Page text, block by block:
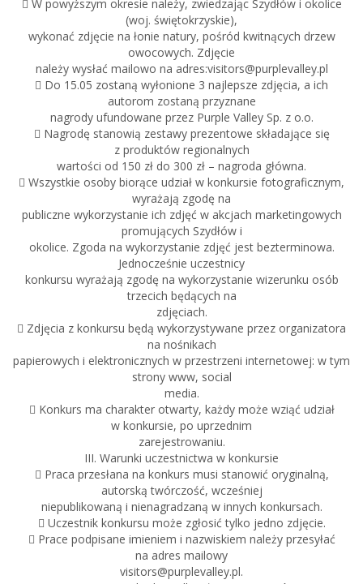
 W powyższym okresie należy, zwiedzając Szydłów i okolice
(woj. świętokrzyskie),
wykonać zdjęcie na łonie natury, pośród kwitnących drzew
owocowych. Zdjęcie
należy wysłać mailowo na adres:visitors@purplevalley.pl
 Do 15.05 zostaną wyłonione 3 najlepsze zdjęcia, a ich
autorom zostaną przyznane
nagrody ufundowane przez Purple Valley Sp. z o.o.
 Nagrodę stanowią zestawy prezentowe składające się
z produktów regionalnych
wartości od 150 zł do 300 zł – nagroda główna.
 Wszystkie osoby biorące udział w konkursie fotograficznym,
wyrażają zgodę na
publiczne wykorzystanie ich zdjęć w akcjach marketingowych
promujących Szydłów i
okolice. Zgoda na wykorzystanie zdjęć jest bezterminowa.
Jednocześnie uczestnicy
konkursu wyrażają zgodę na wykorzystanie wizerunku osób
trzecich będących na
zdjęciach.
 Zdjęcia z konkursu będą wykorzystywane przez organizatora
na nośnikach
papierowych i elektronicznych w przestrzeni internetowej: w tym
strony www, social
media.
 Konkurs ma charakter otwarty, każdy może wziąć udział
w konkursie, po uprzednim
zarejestrowaniu.
III. Warunki uczestnictwa w konkursie
 Praca przesłana na konkurs musi stanowić oryginalną,
autorską twórczość, wcześniej
niepublikowaną i nienagradzaną w innych konkursach.
 Uczestnik konkursu może zgłosić tylko jedno zdjęcie.
 Prace podpisane imieniem i nazwiskiem należy przesyłać
na adres mailowy
visitors@purplevalley.pl.